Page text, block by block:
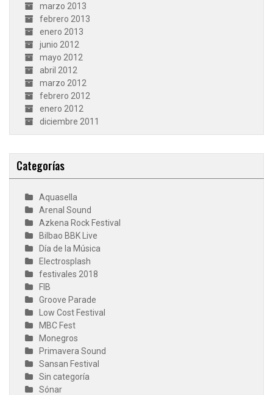
marzo 2013
febrero 2013
enero 2013
junio 2012
mayo 2012
abril 2012
marzo 2012
febrero 2012
enero 2012
diciembre 2011
Categorías
Aquasella
Arenal Sound
Azkena Rock Festival
Bilbao BBK Live
Día de la Música
Electrosplash
festivales 2018
FIB
Groove Parade
Low Cost Festival
MBC Fest
Monegros
Primavera Sound
Sansan Festival
Sin categoría
Sónar